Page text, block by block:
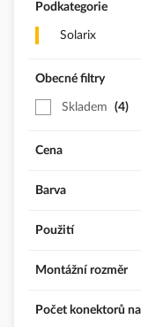
Podkategorie
Solarix
Obecné filtry
Skladem 4
Cena
Barva
Použití
Montážní rozměr
Počet konektorů